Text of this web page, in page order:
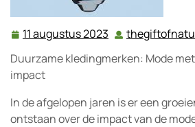
11 augustus 2023 11
augustus
2023
Duurzame kledingmerken: Mode
impact
In de afgelopen jaren is er een
ontstaan over de impact van de